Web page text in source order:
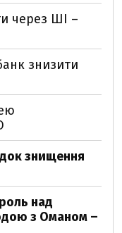
через ШІ –
знизити
знищення
над
з Оманом –